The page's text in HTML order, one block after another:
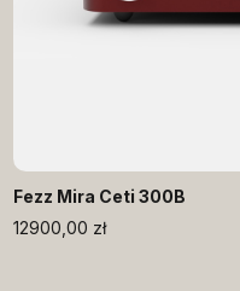
Fezz Mira Ceti 300B
12900,00 zł